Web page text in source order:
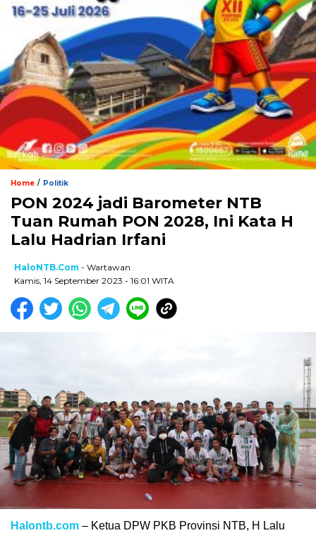
Home / Politik
PON 2024 jadi Barometer NTB
Tuan Rumah PON 2028, Ini Kata H
Lalu Hadrian Irfani
HaloNTB.com - Wartawan
Kamis, 14 September 2023 - 16:01 WITA
Halontb.com – Ketua DPW PKB Provinsi NTB, H Lalu